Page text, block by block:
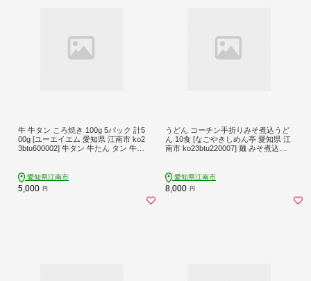
牛 牛タン ころ焼き 100g 5パック 計5
00g [ユーエイエム 愛知県 江南市 ko2
3btu600002] 牛タン 牛たん タン 牛肉
肉 タン 焼肉 バーベキュー ジューシ
ー 牛タン 人気 牛タン にく お肉 BBQ
キャンプ アウトドア
愛知県江南市
5,000 円
うどん コーチン手折りみそ煮込うど
ん 10食 [なごやきしめん亭 愛知県 江
南市 ko23btu220007] 麺 みそ煮込う
地 麺セット 名古屋めし なごやめし
愛知県江南市
8,000 円